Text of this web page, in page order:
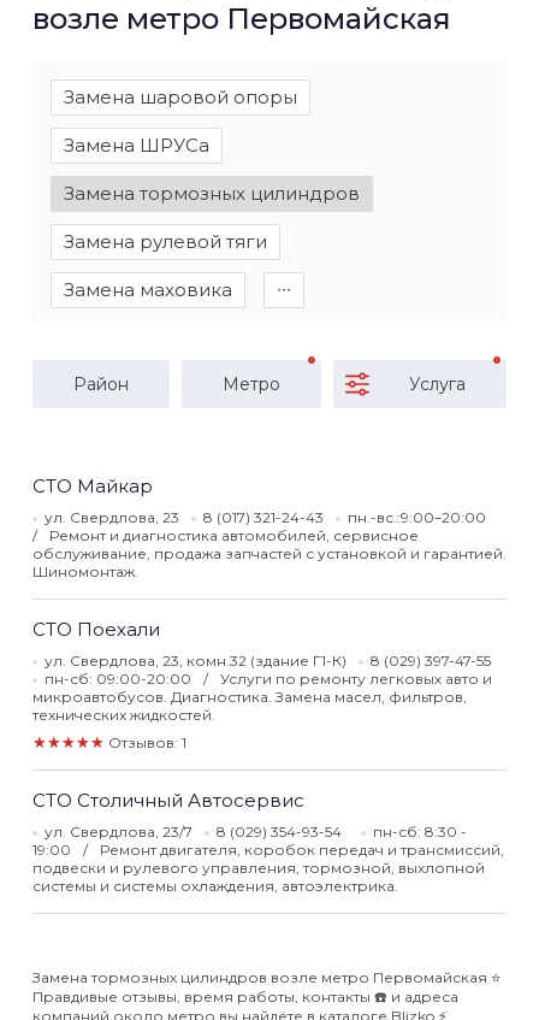
возле метро Первомайская
Замена шаровой опоры
Замена ШРУСа
Замена тормозных цилиндров
Замена рулевой тяги
Замена маховика ∙∙∙
Район Метро Услуга
СТО Майкар
ул. Свердлова, 23 8 (017) 321-24-43
пн.-вс.:9:00–20:00
Ремонт и диагностика автомобилей, сервисное
обслуживание, продажа запчастей с установкой и гарантией.
Шиномонтаж.
СТО Поехали
ул. Свердлова, 23, комн.32 (здание Г1-К)
8 (029) 397-47-55
пн-сб: 09:00-20:00
Услуги по ремонту легковых авто и
микроавтобусов. Диагностика. Замена масел, фильтров,
технических жидкостей.
★★★★★ Отзывов: 1
СТО Столичный Автосервис
ул. Свердлова, 23/7 8 (029) 354-93-54
пн-сб: 8:30 -
19:00
Ремонт двигателя, коробок передач и трансмиссий,
подвески и рулевого управления, тормозной, выхлопной
системы и системы охлаждения, автоэлектрика.
Замена тормозных цилиндров возле метро Первомайская ⭐️
Правдивые отзывы, время работы, контакты ☎️ и адреса
компаний около метро вы найдёте в каталоге Blizko ⚡️